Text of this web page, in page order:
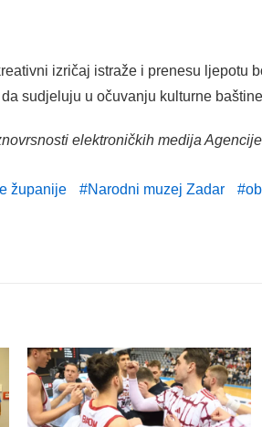
izričaj istraže i prenesu ljepotu
sudjeluju u očuvanju kulturne
elektroničkih medija
županije Narodni muzej Zadar